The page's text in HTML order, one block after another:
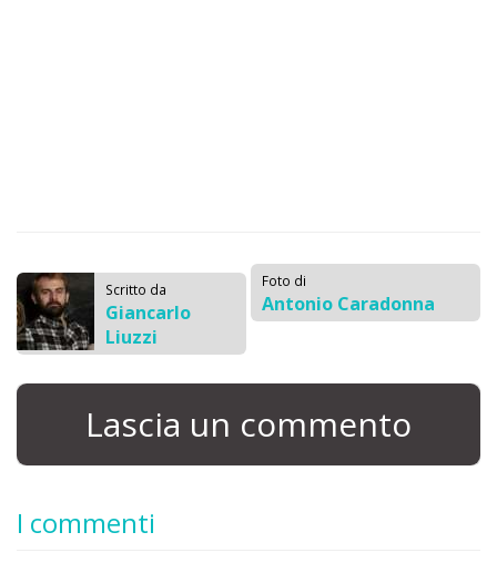
Scritto da
Giancarlo
Liuzzi
Foto di
Antonio Caradonna
Lascia un commento
I commenti